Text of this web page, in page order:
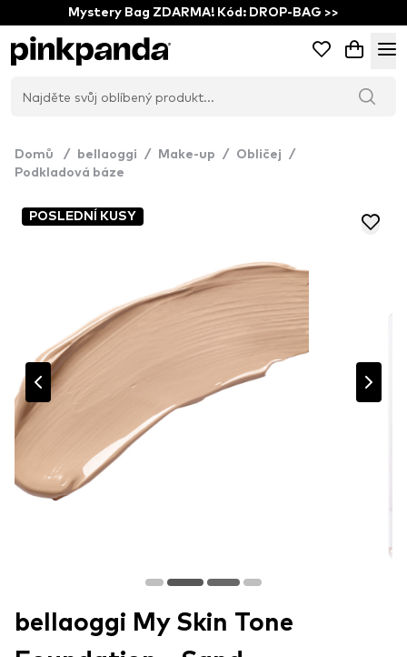
Mystery Bag ZDARMA! Kód: DROP-BAG >>
Domů / bellaoggi / Make-up / Obličej
/
Podkladová báze
POSLEDNÍ KUSY
bellaoggi My Skin Tone